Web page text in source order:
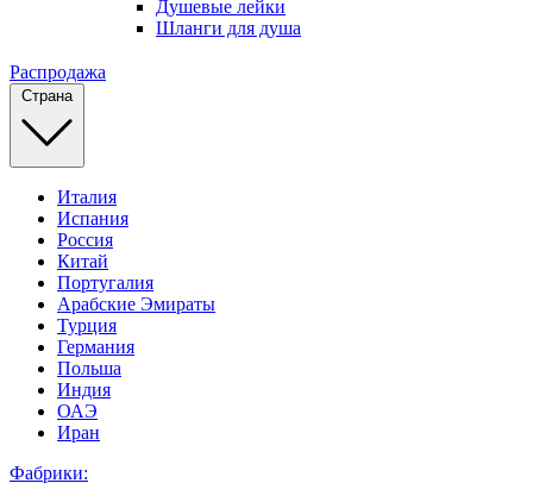
Душевые лейки
Шланги для душа
Распродажа
Страна
Италия
Испания
Россия
Китай
Португалия
Арабские Эмираты
Турция
Германия
Польша
Индия
ОАЭ
Иран
Фабрики: